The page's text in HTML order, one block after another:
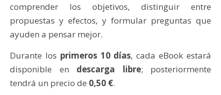
comprender los objetivos, distinguir entre
propuestas y efectos, y formular preguntas que
ayuden a pensar mejor.
Durante los primeros 10 días, cada eBook estará
disponible en descarga libre; posteriormente
tendrá un precio de 0,50 €.